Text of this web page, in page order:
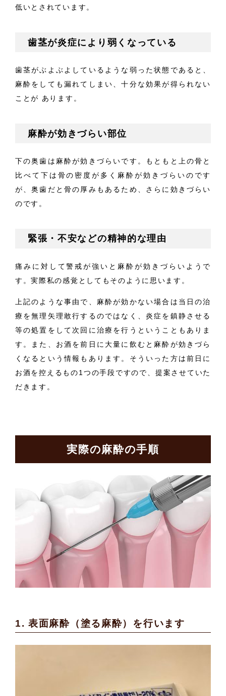
低いとされています。
歯茎が炎症により弱くなっている
歯茎がぶよぶよしているような弱った状態であると、
麻酔をしても漏れてしまい、十分な効果が得られない
ことが あります。
麻酔が効きづらい部位
下の奥歯は麻酔が効きづらいです。もともと上の骨と
比べて下は骨の密度が多く麻酔が効きづらいのです
が、奥歯だと骨の厚みもあるため、さらに効きづらい
のです。
緊張・不安などの精神的な理由
痛みに対して警戒が強いと麻酔が効きづらいようで
す。実際私の感覚としてもそのように思います。
上記のような事由で、麻酔が効かない場合は当日の治
療を無理矢理敢行するのではなく、炎症を鎮静させる
等の処置をして次回に治療を行うということもありま
す。また、お酒を前日に大量に飲むと麻酔が効きづら
くなるという情報もあります。そういった方は前日に
お酒を控えるもの1つの手段ですので、提案させていた
だきます。
実際の麻酔の手順
1. 表面麻酔（塗る麻酔）を行います